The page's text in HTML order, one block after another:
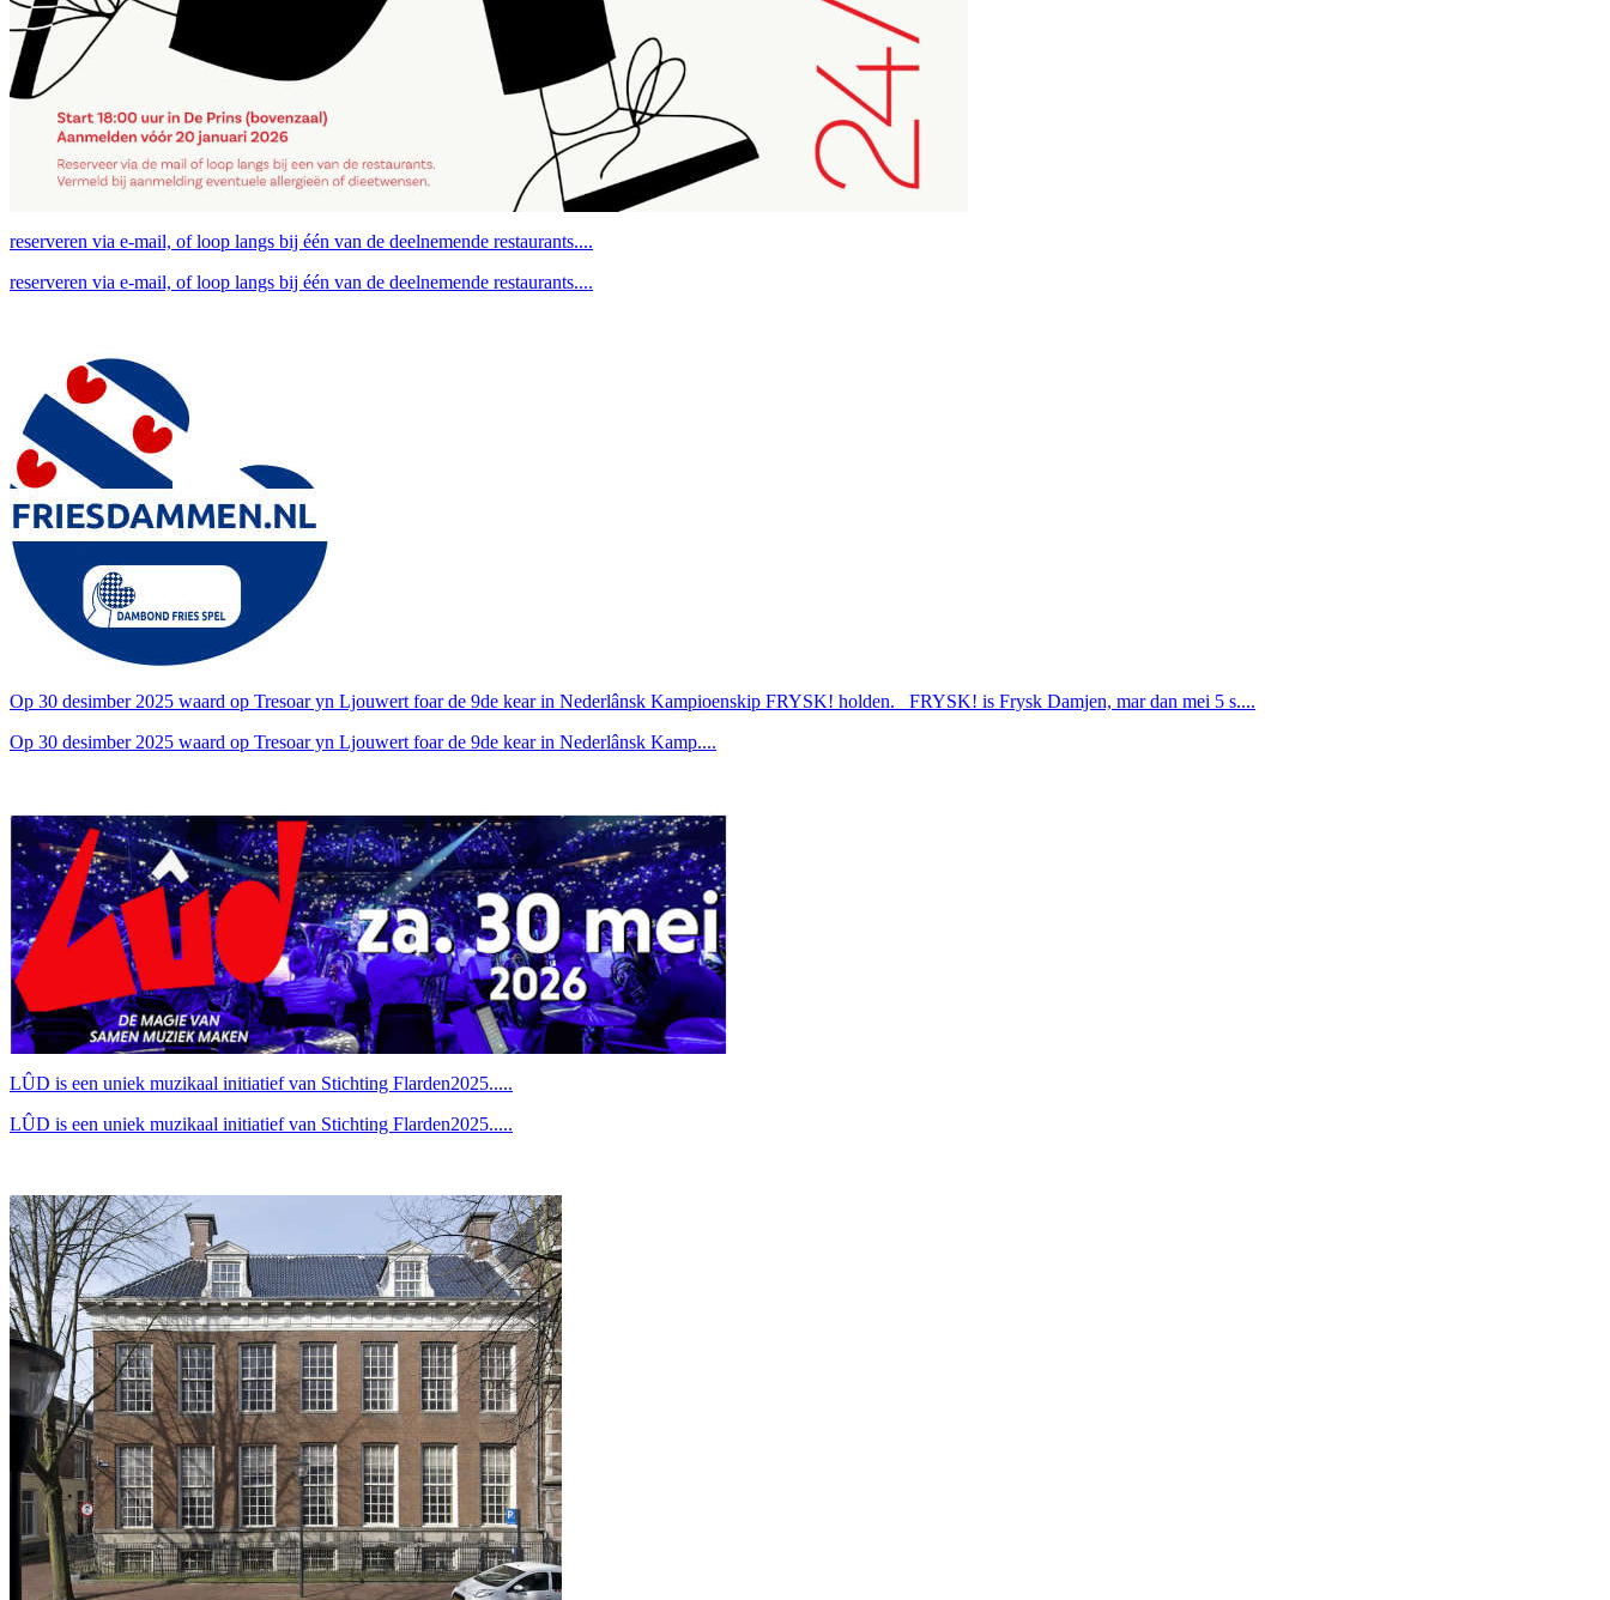
reserveren via e-mail, of loop langs bij één van de deelnemende restaurants....
reserveren via e-mail, of loop langs bij één van de deelnemende restaurants....
Op 30 desimber 2025 waard op Tresoar yn Ljouwert foar de 9de kear in Nederlânsk Kampioenskip FRYSK! holden. FRYSK! is Frysk Damjen, mar dan mei 5 s....
Op 30 desimber 2025 waard op Tresoar yn Ljouwert foar de 9de kear in Nederlânsk Kamp....
LÛD is een uniek muzikaal initiatief van Stichting Flarden2025.....
LÛD is een uniek muzikaal initiatief van Stichting Flarden2025.....